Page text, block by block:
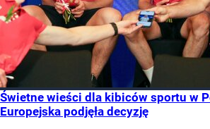
Świetne wieści dla kibiców sportu w
Europejska podjęła decyzję